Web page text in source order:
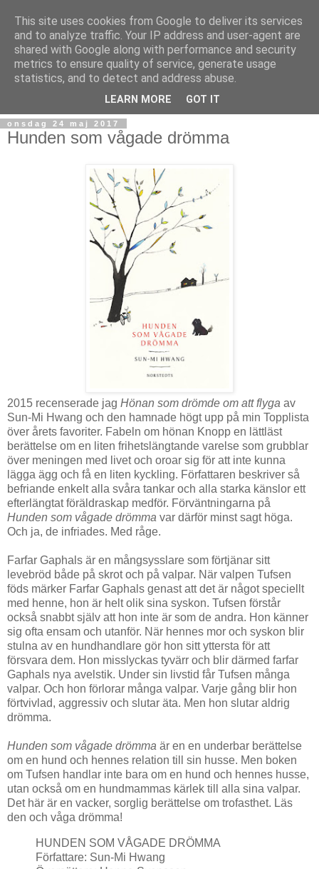
onsdag 24 maj 2017
Hunden som vågade drömma
2015 recenserade jag Hönan som drömde om att flyga av
Sun-Mi Hwang och den hamnade högt upp på min Topplista
över årets favoriter. Fabeln om hönan Knopp en lättläst
berättelse om en liten frihetslängtande varelse som grubblar
över meningen med livet och oroar sig för att inte kunna
lägga ägg och få en liten kyckling. Författaren beskriver så
befriande enkelt alla svåra tankar och alla starka känslor ett
efterlängtat föräldraskap medför. Förväntningarna på
Hunden som vågade drömma var därför minst sagt höga.
Och ja, de infriades. Med råge.
Farfar Gaphals är en mångsysslare som förtjänar sitt
levebröd både på skrot och på valpar. När valpen Tufsen
föds märker Farfar Gaphals genast att det är något speciellt
med henne, hon är helt olik sina syskon. Tufsen förstår
också snabbt själv att hon inte är som de andra. Hon känner
sig ofta ensam och utanför. När hennes mor och syskon blir
stulna av en hundhandlare gör hon sitt yttersta för att
försvara dem. Hon misslyckas tyvärr och blir därmed farfar
Gaphals nya avelstik. Under sin livstid får Tufsen många
valpar. Och hon förlorar många valpar. Varje gång blir hon
förtvivlad, aggressiv och slutar äta. Men hon slutar aldrig
drömma.
Hunden som vågade drömma är en en underbar berättelse
om en hund och hennes relation till sin husse. Men boken
om Tufsen handlar inte bara om en hund och hennes husse,
utan också om en hundmammas kärlek till alla sina valpar.
Det här är en vacker, sorglig berättelse om trofasthet. Läs
den och våga drömma!
HUNDEN SOM VÅGADE DRÖMMA
Författare: Sun-Mi Hwang
This site uses cookies from Google to deliver its services
and to analyze traffic. Your IP address and user-agent are
shared with Google along with performance and security
metrics to ensure quality of service, generate usage
statistics, and to detect and address abuse.
LEARN MORE GOT IT